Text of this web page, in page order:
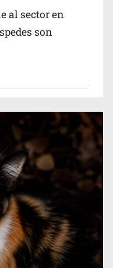
de 2026 en People
al sector en
son